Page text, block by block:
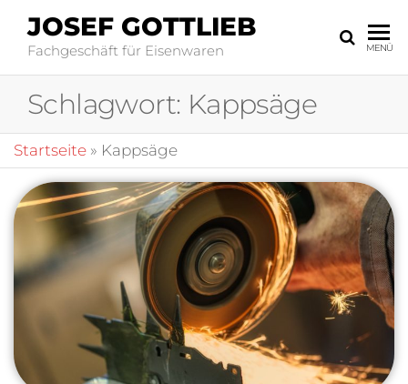
JOSEF GOTTLIEB
Fachgeschäft für Eisenwaren MENÜ
Schlagwort: Kappsäge
Startseite » Kappsäge